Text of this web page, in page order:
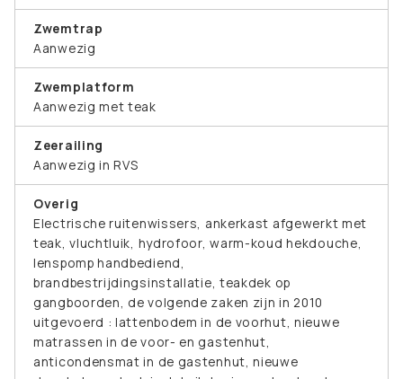
Zwemtrap
Aanwezig
Zwemplatform
Aanwezig met teak
Zeerailing
Aanwezig in RVS
Overig
Electrische ruitenwissers, ankerkast afgewerkt met
teak, vluchtluik, hydrofoor, warm-koud hekdouche,
lenspomp handbediend,
brandbestrijdingsinstallatie, teakdek op
gangboorden, de volgende zaken zijn in 2010
uitgevoerd : lattenbodem in de voorhut, nieuwe
matrassen in de voor- en gastenhut,
anticondensmat in de gastenhut, nieuwe